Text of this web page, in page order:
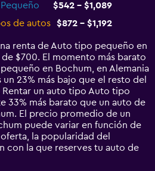
$542 - $1,089
de autos
$872 - $1,192
renta de Auto tipo pequeño en
de $700. El momento más barato
en Bochum, en Alemania
23% más bajo que el resto del
Rentar un auto tipo Auto tipo
33% más barato que un auto de
El precio promedio de un
puede variar en función de
la popularidad del
con la que reserves tu auto de